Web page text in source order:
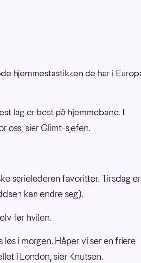
hjemmestastikken de har i
lag er best på hjemmebane. I
oss, sier Glimt-sjefen.
serielederen favoritter. Tirsdag er
kan endre seg).
før hvilen.
i morgen. Håper vi ser en friere
i London, sier Knutsen.